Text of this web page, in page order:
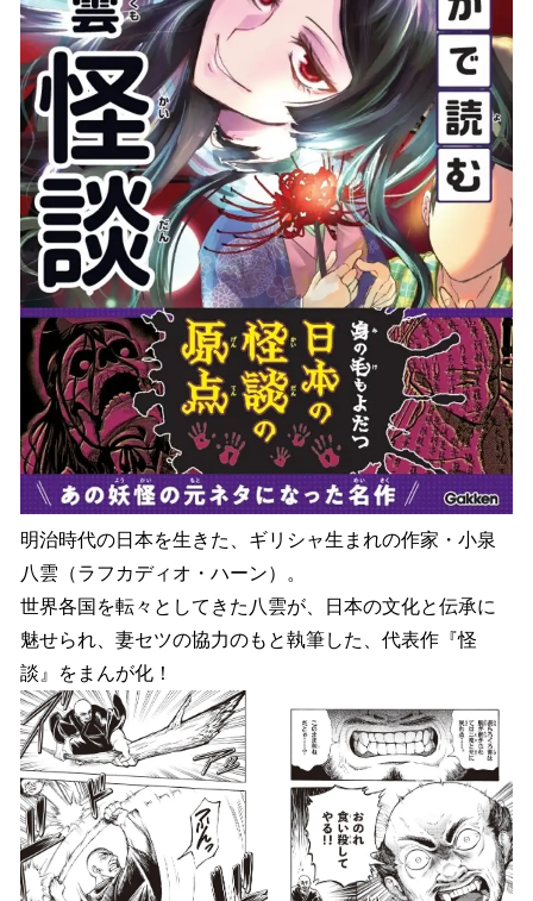
明治時代の日本を生きた、ギリシャ生まれの作家・小泉
八雲（ラフカディオ・ハーン）。
世界各国を転々としてきた八雲が、日本の文化と伝承に
魅せられ、妻セツの協力のもと執筆した、代表作『怪
談』をまんが化！